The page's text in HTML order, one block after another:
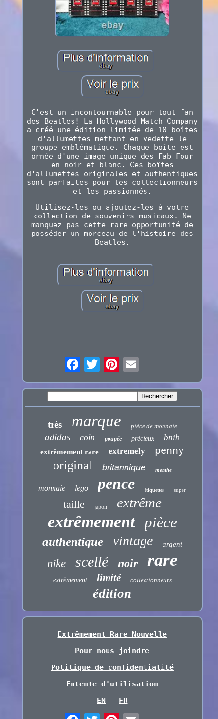
C'est un incontournable pour tout fan
des Beatles! La Hollywood Match Company
a créé une édition limitée de 10 boîtes
d'allumettes mettant en vedette le
groupe emblématique. Chaque boîte est
ornée d'une image unique des Fab Four
en noir et blanc. Ces boîtes
d'allumettes originales et authentiques
sont parfaites pour les collectionneurs
et les passionnés.
Utilisez-les ou ajoutez-les à votre
collection de souvenirs musicaux. Ne
manquez pas cette rare opportunité de
posséder un morceau de l'histoire des
Beatles.
très marque pièce de monnaie
adidas coin poupée précieux bnib
extrêmement rare extremely penny
original britannique menthe
monnaie lego pence étiquettes super
taille japon extrême
extrêmement pièce
authentique vintage argent
nike scellé noir rare
extrèmement limité collectionneurs
édition
Extrêmement Rare Nouvelle
Pour nous joindre
Politique de confidentialité
Entente d'utilisation
EN
FR